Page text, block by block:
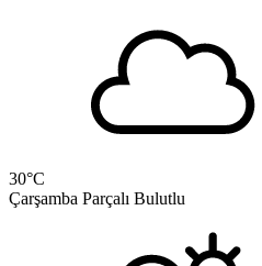
30°C
Çarşamba Parçalı Bulutlu